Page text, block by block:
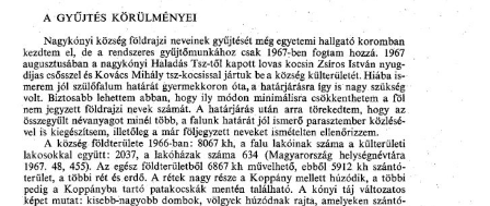
LETÖLTHETŐ NYOMTATVÁNYOK
VÁLASZTÁS 2026
TELEPÜLÉSIKÉPVISELŐI VAGYONNYILATKOZATOK – 2026.
ÉV